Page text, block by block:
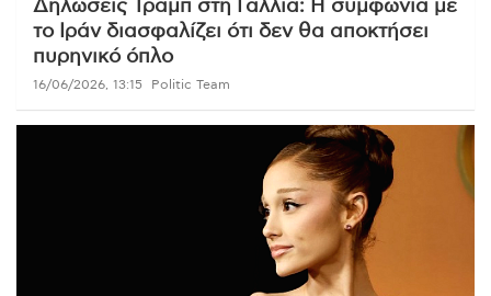
Δηλώσεις Τραμπ στη Γαλλία: Η συμφωνία με
το Ιράν διασφαλίζει ότι δεν θα αποκτήσει
πυρηνικό όπλο
16/06/2026, 13:15 Politic Team